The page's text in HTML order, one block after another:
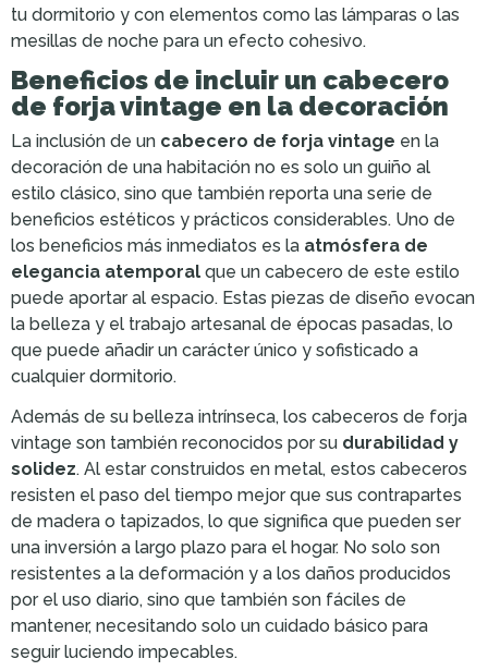
tu dormitorio y con elementos como las lámparas o las
mesillas de noche para un efecto cohesivo.
Beneficios de incluir un cabecero
de forja vintage en la decoración
La inclusión de un cabecero de forja vintage en la
decoración de una habitación no es solo un guiño al
estilo clásico, sino que también reporta una serie de
beneficios estéticos y prácticos considerables. Uno de
los beneficios más inmediatos es la atmósfera de
elegancia atemporal que un cabecero de este estilo
puede aportar al espacio. Estas piezas de diseño evocan
la belleza y el trabajo artesanal de épocas pasadas, lo
que puede añadir un carácter único y sofisticado a
cualquier dormitorio.
Además de su belleza intrínseca, los cabeceros de forja
vintage son también reconocidos por su durabilidad y
solidez. Al estar construidos en metal, estos cabeceros
resisten el paso del tiempo mejor que sus contrapartes
de madera o tapizados, lo que significa que pueden ser
una inversión a largo plazo para el hogar. No solo son
resistentes a la deformación y a los daños producidos
por el uso diario, sino que también son fáciles de
mantener, necesitando solo un cuidado básico para
seguir luciendo impecables.